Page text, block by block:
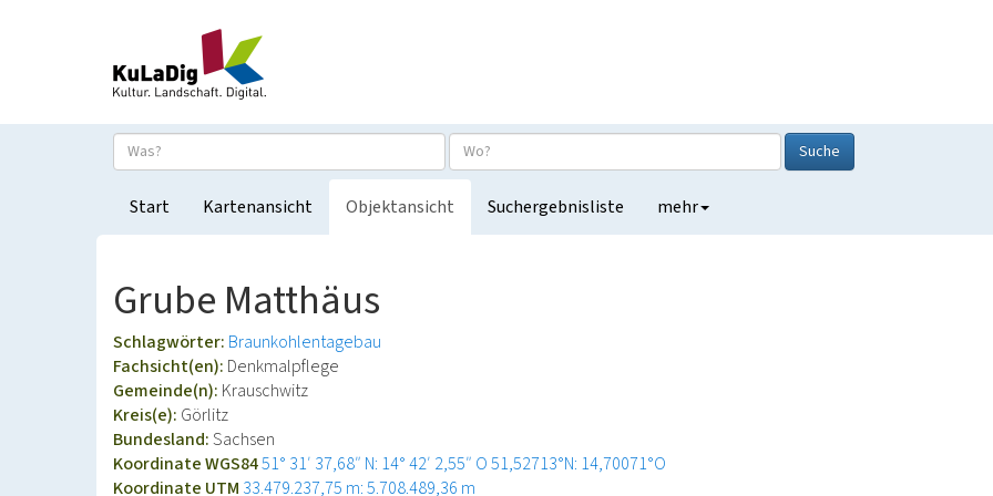
Suche
Start Kartenansicht Objektansicht Suchergebnisliste mehr
Grube Matthäus
Schlagwörter: Braunkohlentagebau
Fachsicht(en): Denkmalpflege
Gemeinde(n): Krauschwitz
Kreis(e): Görlitz
Bundesland:Sachsen
Koordinate WGS8451° 31′ 37,68″ N: 14° 42′ 2,55″ O51,52713°N: 14,70071°O
Koordinate UTM 33.479.237,75 m: 5.708.489,36 m